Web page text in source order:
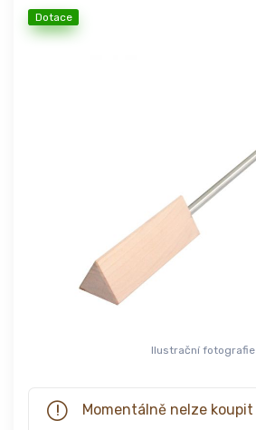
Dotace
Ilustrační fotografie
Momentálně nelze koupit